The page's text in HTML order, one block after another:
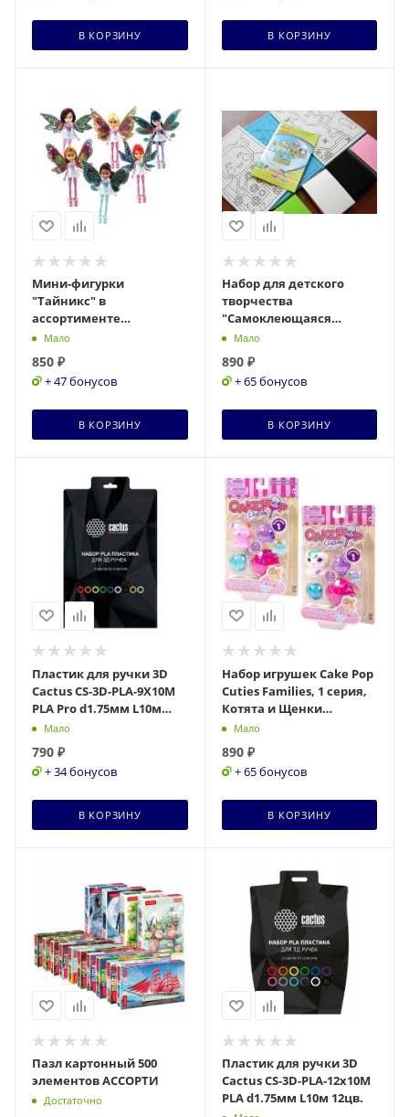
В КОРЗИНУ В КОРЗИНУ
Мини-фигурки
"Тайникс" в
ассортименте
IW01351500
Мало
850 ₽
+ 47 бонусов
В КОРЗИНУ
Набор для детского
творчества
"Самоклеющаяся
мозаика" 8742 дет.
Мало
890₽
+ 65 бонусов
В КОРЗИНУ
Пластик для ручки 3D
Cactus CS-3D-PLA-9X10M
PLA Pro d1.75мм L10м
9цв.Мало
790 ₽
+ 34 бонусов
В КОРЗИНУ
Набор игрушек Cake Pop
Cuties Families, 1 серия,
Котята и Щенки
арт.27240
Мало
890₽
+ 65 бонусов
В КОРЗИНУ
Пазл картонный 500
элементов АССОРТИ
Достаточно
Пластик для ручки 3D
Cactus CS-3D-PLA-12x10M
PLA d1.75мм L10м 12цв.